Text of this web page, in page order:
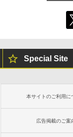
Special Site
本サイトのご利用に
広告掲載のご案